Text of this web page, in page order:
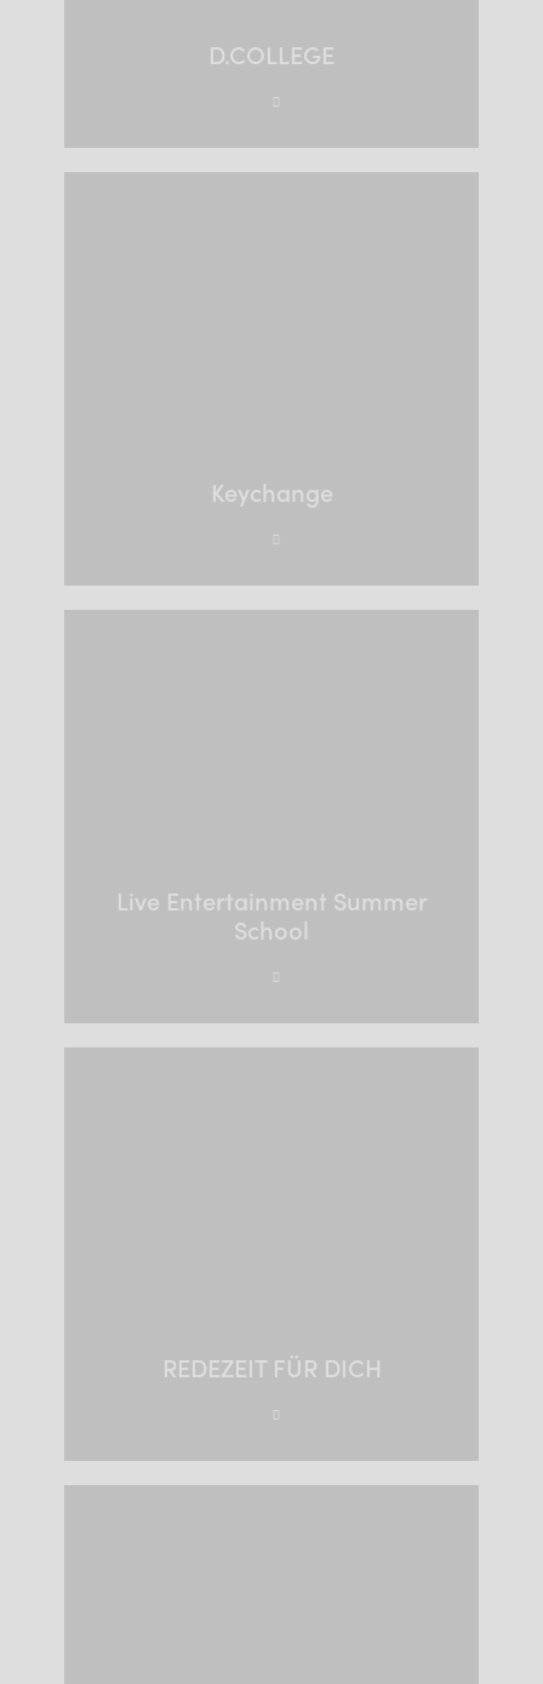
D.COLLEGE
Keychange
Live Entertainment Summer
School
REDEZEIT FÜR DICH